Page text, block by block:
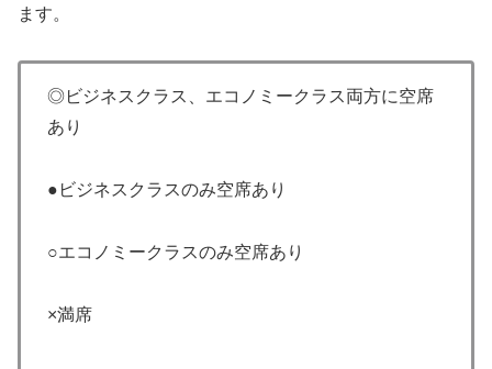
ます。
◎ビジネスクラス、エコノミークラス両方に空席
あり
●ビジネスクラスのみ空席あり
○エコノミークラスのみ空席あり
×満席